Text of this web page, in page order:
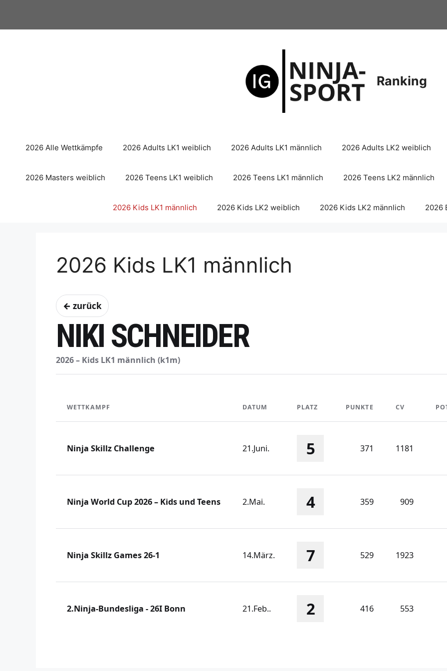
springen
Ranking
2026 Alle Wettkämpfe 2026 Adults LK1 weiblich 2026 Adults LK1 männlich 2026 Adults LK2 weiblich
2026 Masters weiblich 2026 Teens LK1 weiblich 2026 Teens LK1 männlich 2026 Teens LK2 männlich
2026 Kids LK1 männlich 2026 Kids LK2 weiblich 2026 Kids LK2 männlich 2026
2026 Kids LK1 männlich
← zurück
NIKI SCHNEIDER
2026 – Kids LK1 männlich (k1m)
WETTKAMPF DATUM PLATZ PUNKTE CV
Ninja Skillz Challenge 21.Juni. 5 371 1181
Ninja World Cup 2026 – Kids und Teens 2.Mai. 4 359 909
Ninja Skillz Games 26-1 14.März. 7 529 1923
2.Ninja-Bundesliga - 26I Bonn 21.Feb.. 2 416 553